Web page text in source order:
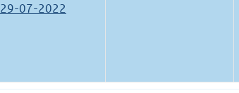
29-07-2022